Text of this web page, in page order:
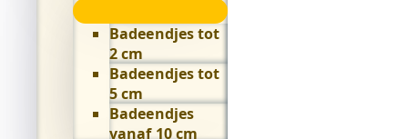
Populaire
submenu
Badeendjes tot
2 cm
Badeendjes tot
5 cm
Badeendjes
vanaf 10 cm